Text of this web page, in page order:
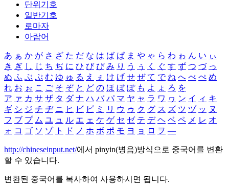
단위기호
일반기호
로마자
아랍어
あ ぁ か が さ ざ た だ な は ば ぱ ま や ゃ ら わ ゎ ん い ぃ
き ぎ し じ ち ぢ に ひ び ぴ み り う ぅ く ぐ す ず つ づ っ
ぬ ふ ぶ ぷ む ゆ ゅ る え ぇ け げ せ ぜ て で ね へ べ ぺ め
れ お ぉ こ ご そ ぞ と ど の ほ ぼ ぽ も よ ょ ろ を
ア ァ カ サ ザ タ ダ ナ ハ バ パ マ ヤ ャ ラ ワ ヮ ン イ ィ キ
ギ シ ジ チ ヂ ニ ヒ ビ ピ ミ リ ウ ゥ ク グ ス ズ ツ ヅ ッ ヌ
フ ブ プ ム ユ ュ ル エ ェ ケ ゲ セ ゼ テ デ ヘ ベ ペ メ レ オ
ォ コ ゴ ソ ゾ ト ド ノ ホ ボ ポ モ ヨ ョ ロ ヲ ―
http://chineseinput.net/에서 pinyin(병음)방식으로 중국어를 변환
할 수 있습니다.
변환된 중국어를 복사하여 사용하시면 됩니다.